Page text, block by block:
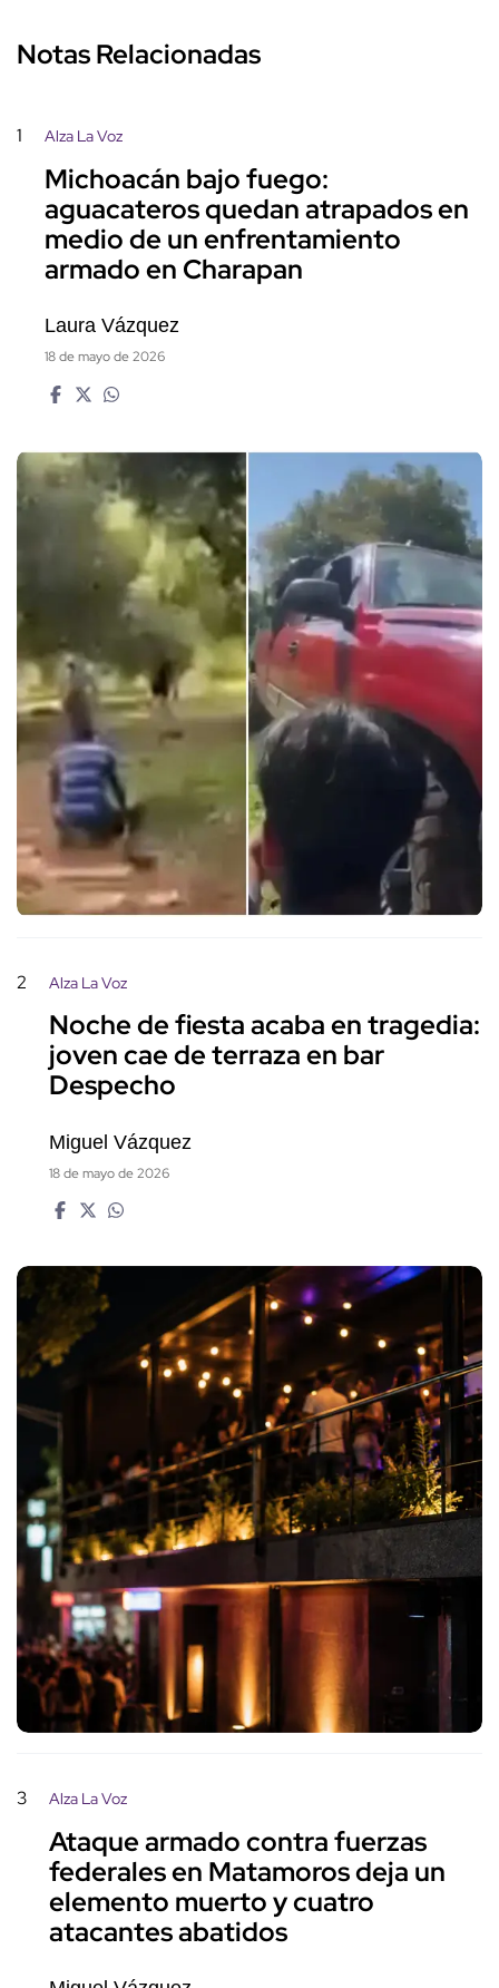
Notas Relacionadas
1 Alza La Voz
Michoacán bajo fuego:
aguacateros quedan atrapados en
medio de un enfrentamiento
armado en Charapan
Laura Vázquez
18 de mayo de 2026
2 Alza La Voz
Noche de fiesta acaba en tragedia:
joven cae de terraza en bar
Despecho
Miguel Vázquez
18 de mayo de 2026
3 Alza La Voz
Ataque armado contra fuerzas
federales en Matamoros deja un
elemento muerto y cuatro
atacantes abatidos